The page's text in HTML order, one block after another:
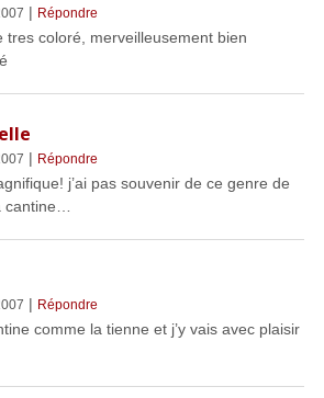
| Répondre
tres coloré, merveilleusement bien
| Répondre
j’ai pas souvenir de ce genre de
cantine…
| Répondre
comme la tienne et j’y vais avec plaisir